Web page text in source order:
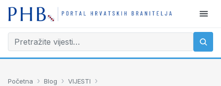
Početna › Blog › VIJESTI ›